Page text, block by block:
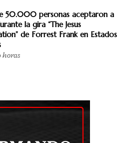
50.000 personas aceptaron a
la gira “The Jesus
de Forrest Frank en Estados
horas